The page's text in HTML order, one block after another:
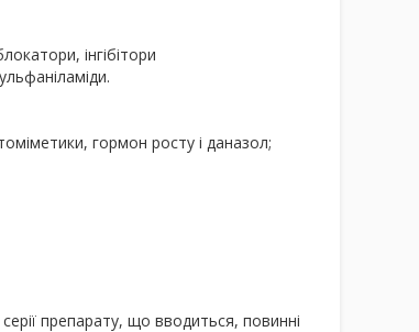
інгібітори
гормон росту і даназол;
препарату, що вводиться, повинні